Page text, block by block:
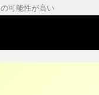
可能性が高い